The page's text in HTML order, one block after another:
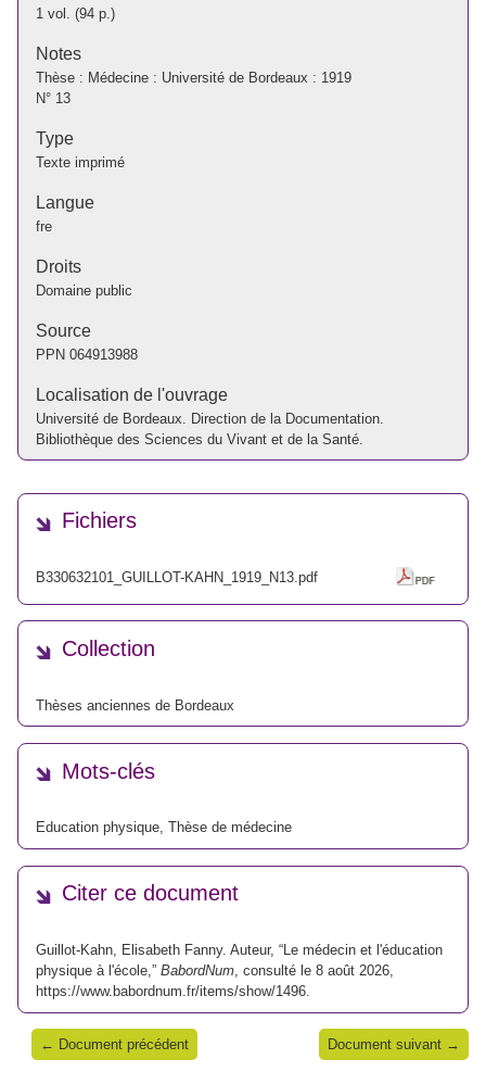
1 vol. (94 p.)
Notes
Thèse : Médecine : Université de Bordeaux : 1919
N° 13
Type
Texte imprimé
Langue
fre
Droits
Domaine public
Source
PPN 064913988
Localisation de l'ouvrage
Université de Bordeaux. Direction de la Documentation.
Bibliothèque des Sciences du Vivant et de la Santé.
Fichiers
B330632101_GUILLOT-KAHN_1919_N13.pdf
Collection
Thèses anciennes de Bordeaux
Mots-clés
Education physique, Thèse de médecine
Citer ce document
Guillot-Kahn, Elisabeth Fanny. Auteur, “Le médecin et l'éducation
physique à l'école,” BabordNum , consulté le 8 août 2026,
https://www.babordnum.fr/items/show/1496
← Document précédent Document suivant →